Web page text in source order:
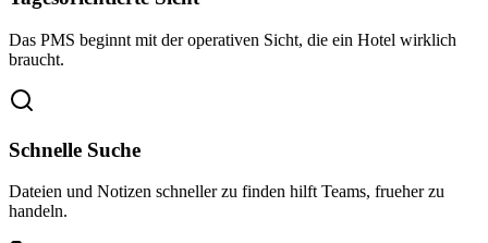
Das PMS beginnt mit der operativen Sicht, die ein Hotel wirklich
braucht.
Schnelle Suche
Dateien und Notizen schneller zu finden hilft Teams, frueher zu
handeln.